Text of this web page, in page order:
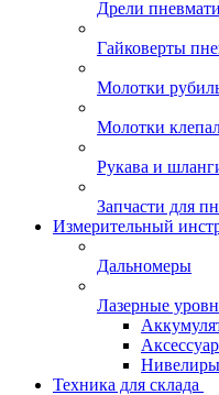
Дрели
Гайковерты
Молотки
Молотки
Рукава и
Запчасти для
Измерительный
Дальномеры
Лазерные
Нивелиры
Техника для склада